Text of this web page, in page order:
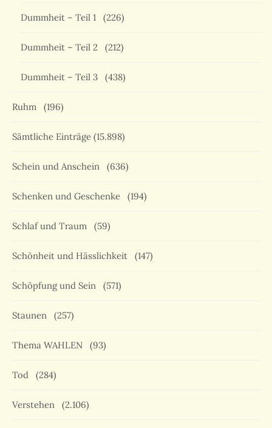
Dummheit – Teil 1 (226)
Dummheit – Teil 2 (212)
Dummheit – Teil 3 (438)
Ruhm (196)
Sämtliche Einträge (15.898)
Schein und Anschein (636)
Schenken und Geschenke (194)
Schlaf und Traum (59)
Schönheit und Hässlichkeit (147)
Schöpfung und Sein (571)
Staunen (257)
Thema WAHLEN (93)
Tod (284)
Verstehen (2.106)